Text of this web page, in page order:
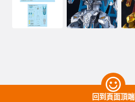
回到頁面頂端